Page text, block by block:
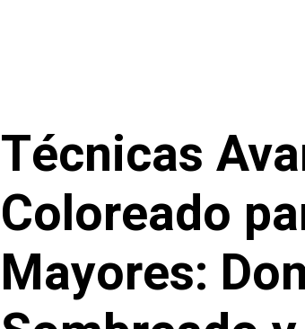
Técnicas
Coloreado
Mayores: